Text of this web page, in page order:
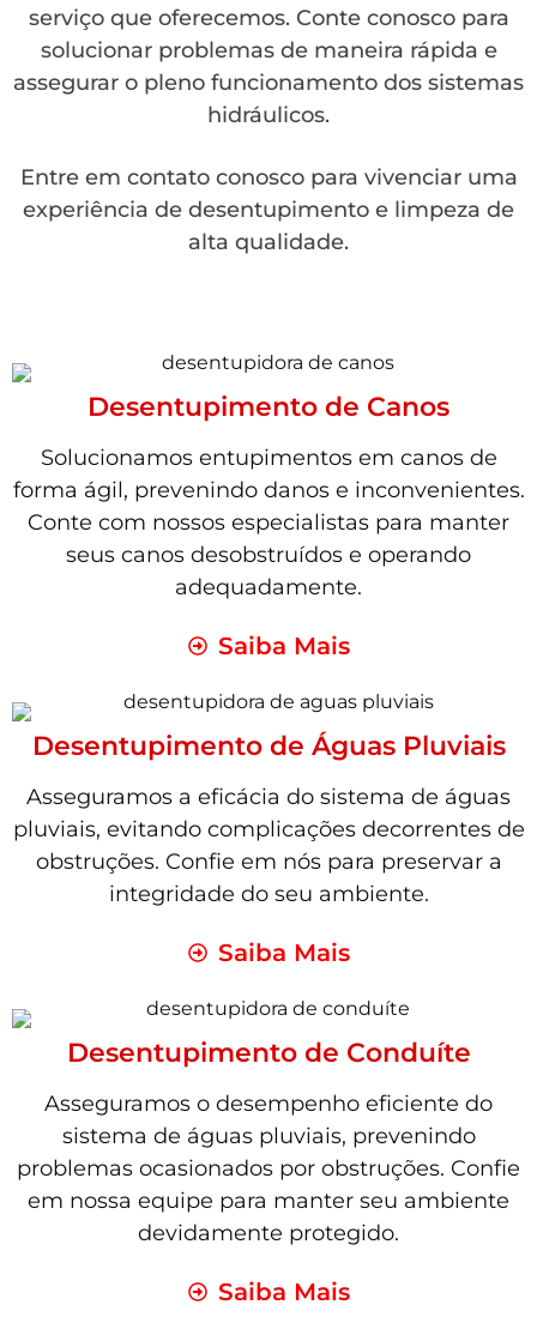
serviço que oferecemos. Conte conosco para
solucionar problemas de maneira rápida e
assegurar o pleno funcionamento dos sistemas
hidráulicos.
Entre em contato conosco para vivenciar uma
experiência de desentupimento e limpeza de
alta qualidade.
Desentupimento de Canos
Solucionamos entupimentos em canos de
forma ágil, prevenindo danos e inconvenientes.
Conte com nossos especialistas para manter
seus canos desobstruídos e operando
adequadamente.
Saiba Mais
Desentupimento de Águas Pluviais
Asseguramos a eficácia do sistema de águas
pluviais, evitando complicações decorrentes de
obstruções. Confie em nós para preservar a
integridade do seu ambiente.
Saiba Mais
Desentupimento de Conduíte
Asseguramos o desempenho eficiente do
sistema de águas pluviais, prevenindo
problemas ocasionados por obstruções. Confie
em nossa equipe para manter seu ambiente
devidamente protegido.
Saiba Mais